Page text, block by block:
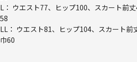
L： ウエスト77、ヒップ100、スカート前
58
LL： ウエスト81、ヒップ104、スカート前
巾60